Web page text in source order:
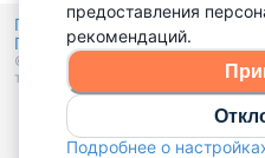
Политика
Политика обработки файлов
© 2015 - 2026, Domovita.by.
только при наличии активной
предоставления
рекомендаций.
Подробнее о